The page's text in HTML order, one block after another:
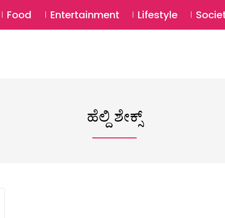
Food Entertainment Lifestyle
ಹೆಲ್ದಿ ಶೇಕ್ಸ್